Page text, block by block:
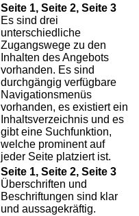
Seite 1, Seite 2, Seite 3
Es sind drei
unterschiedliche
Zugangswege zu den
Inhalten des Angebots
vorhanden. Es sind
durchgängig verfügbare
Navigationsmenüs
vorhanden, es existiert ein
Inhaltsverzeichnis und es
gibt eine Suchfunktion,
welche prominent auf
jeder Seite platziert ist.
Seite 1, Seite 2, Seite 3
Überschriften und
Beschriftungen sind klar
und aussagekräftig.